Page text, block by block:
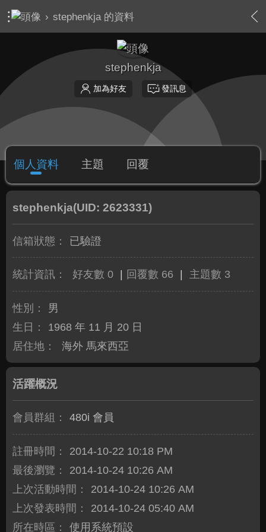
› stephenkja 的資料
stephenkja
加為好友 發訊息
個人資料 主題 回覆
stephenkja(UID: 2623331)
信箱狀態： 已驗證
統計資訊： 好友數 0 回覆數 66 主題數 3
性別：
男
生日：
1968 年 11 月 20 日
居住地：
海外 馬來西亞
活躍概況
會員群組： 480i 會員
註冊時間：
2014-10-22 10:18 PM
最後瀏覽：
2014-10-24 10:26 AM
上次活動時間：
2014-10-24 10:26 AM
上次發表時間：
2014-10-24 05:40 AM
所在時區：
使用系統預設